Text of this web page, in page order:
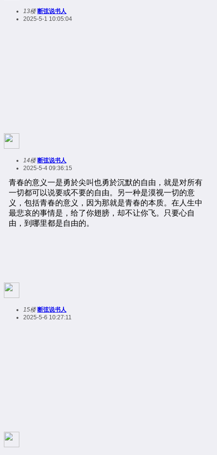
13楼 断弦说书人
2025-5-1 10:05:04
14楼 断弦说书人
2025-5-4 09:36:15
15楼 断弦说书人
2025-5-6 10:27:11